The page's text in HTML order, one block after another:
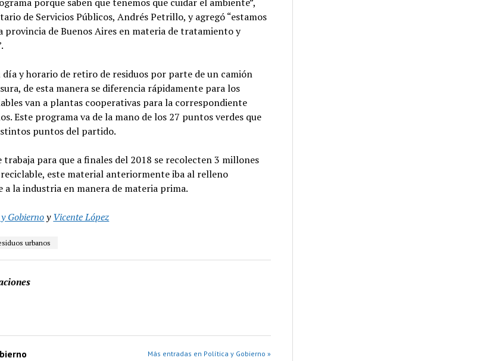
de Servicios Públicos, Andrés Petrillo, y agregó “estamos
provincia de Buenos Aires en materia de tratamiento y
día y horario de retiro de residuos por parte de un camión
de esta manera se diferencia rápidamente para los
van a plantas cooperativas para la correspondiente
Este programa va de la mano de los 27 puntos verdes que
puntos del partido.
trabaja para que a finales del 2018 se recolecten 3 millones
este material anteriormente iba al relleno
a la industria en manera de materia prima.
GobiernoyVicente López
urbanos
Más entradas en Política y Gobierno »